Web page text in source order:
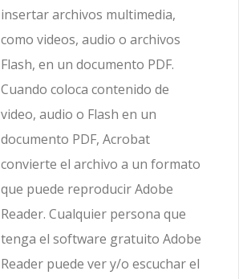
insertar archivos multimedia,
como videos, audio o archivos
Flash, en un documento PDF.
Cuando coloca contenido de
video, audio o Flash en un
documento PDF, Acrobat
convierte el archivo a un formato
que puede reproducir Adobe
Reader. Cualquier persona que
tenga el software gratuito Adobe
Reader puede ver y/o escuchar el